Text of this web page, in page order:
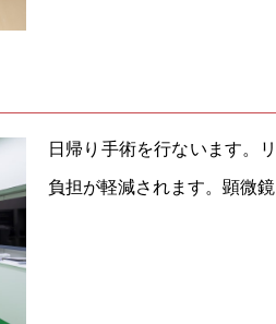
日帰り手術を行ないます。
負担が軽減されます。顕微